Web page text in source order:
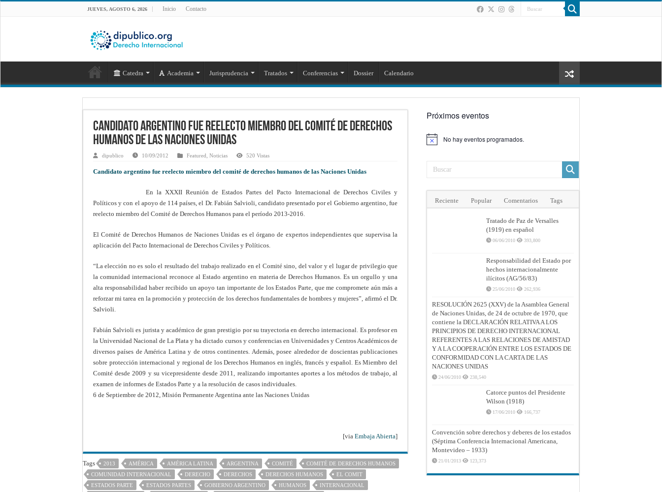
JUEVES, AGOSTO 6, 2026 Inicio Contacto
Catedra Academia Jurisprudencia Tratados Conferencias Dossier Calendario
Candidato argentino fue reelecto miembro del comité de derechos
humanos de las Naciones Unidas
dipublico 10/09/2012 Featured Noticias 520 Vistas
Candidato argentino fue reelecto miembro del comité de derechos humanos de las Naciones Unidas
En la XXXII Reunión de Estados Partes del Pacto Internacional de Derechos Civiles y
Políticos y con el apoyo de 114 países, el Dr. Fabián Salvioli, candidato presentado por el Gobierno argentino, fue
reelecto miembro del Comité de Derechos Humanos para el período 2013-2016.
El Comité de Derechos Humanos de Naciones Unidas es el órgano de expertos independientes que supervisa la
aplicación del Pacto Internacional de Derechos Civiles y Políticos.
“La elección no es solo el resultado del trabajo realizado en el Comité sino, del valor y el lugar de privilegio que
la comunidad internacional reconoce al Estado argentino en materia de Derechos Humanos. Es un orgullo y una
alta responsabilidad haber recibido un apoyo tan importante de los Estados Parte, que me compromete aún más a
reforzar mi tarea en la promoción y protección de los derechos fundamentales de hombres y mujeres”, afirmó el Dr.
Salvioli.
Fabián Salvioli es jurista y académico de gran prestigio por su trayectoria en derecho internacional. Es profesor en
la Universidad Nacional de La Plata y ha dictado cursos y conferencias en Universidades y Centros Académicos de
diversos países de América Latina y de otros continentes. Además, posee alrededor de doscientas publicaciones
sobre protección internacional y regional de los Derechos Humanos en inglés, francés y español. Es Miembro del
Comité desde 2009 y su vicepresidente desde 2011, realizando importantes aportes a los métodos de trabajo, al
examen de informes de Estados Parte y a la resolución de casos individuales.
6 de Septiembre de 2012, Misión Permanente Argentina ante las Naciones Unidas
[via Embaja Abierta]
Tags 2013 AMÉRICA AMÉRICA LATINA ARGENTINA COMITÉ
COMITÉ DE DERECHOS HUMANOS
COMUNIDAD INTERNACIONAL
DERECHO DERECHOS DERECHOS HUMANOS
EL COMIT
ESTADOS PARTE
ESTADOS PARTES GOBIERNO ARGENTINO HUMANOS
INTERNACIONAL
Próximos eventos
Aviso No hay eventos programados.
Reciente Popular Comentarios Tags
Tratado de Paz de Versalles
(1919) en español
06/06/2010 393,800
Responsabilidad del Estado por
hechos internacionalmente
ilícitos (AG/56/83)
25/06/2010 262,936
RESOLUCIÓN 2625 (XXV) de la Asamblea General
de Naciones Unidas, de 24 de octubre de 1970, que
contiene la DECLARACIÓN RELATIVA A LOS
PRINCIPIOS DE DERECHO INTERNACIONAL
REFERENTES A LAS RELACIONES DE AMISTAD
Y A LA COOPERACIÓN ENTRE LOS ESTADOS DE
CONFORMIDAD CON LA CARTA DE LAS
NACIONES UNIDAS
24/06/2010 238,540
Catorce puntos del Presidente
Wilson (1918)
17/06/2010 166,737
Convención sobre derechos y deberes de los estados
(Séptima Conferencia Internacional Americana,
Montevideo – 1933)
21/01/2013 123,373